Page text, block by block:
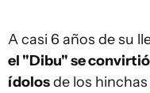
A casi 6 años de su
el "Dibu" se
ídolosde los